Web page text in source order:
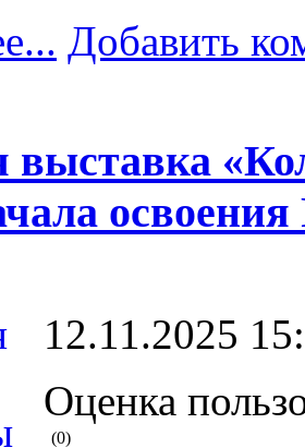
Добавить
освоения
12.11.2025
Оценка
(0)